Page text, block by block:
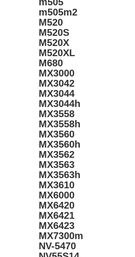
m505
m505m2
M520
M520S
M520X
M520XL
M680
MX3000
MX3042
MX3044
MX3044h
MX3558
MX3558h
MX3560
MX3560h
MX3562
MX3563
MX3563h
MX3610
MX6000
MX6420
MX6421
MX6423
MX7300m
NV-5470